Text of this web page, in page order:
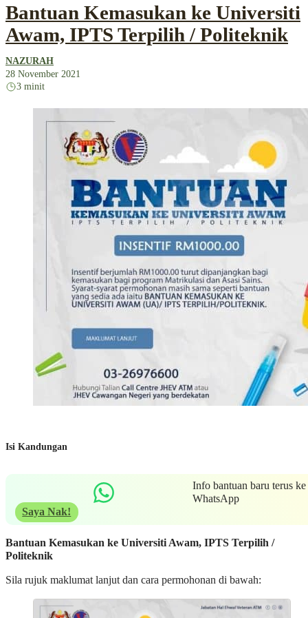
Bantuan Kemasukan ke Universiti
Awam, IPTS Terpilih / Politeknik
NAZURAH
28 November 2021
3 minit
Isi Kandungan
Info bantuan baru terus ke
WhatsApp
Saya Nak!
Bantuan Kemasukan ke Universiti Awam, IPTS Terpilih /
Politeknik
Sila rujuk maklumat lanjut dan cara permohonan di bawah: